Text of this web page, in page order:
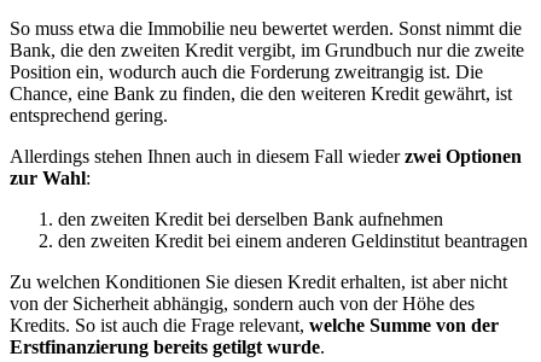
So muss etwa die Immobilie neu bewertet werden. Sonst nimmt die
Bank, die den zweiten Kredit vergibt, im Grundbuch nur die zweite
Position ein, wodurch auch die Forderung zweitrangig ist. Die
Chance, eine Bank zu finden, die den weiteren Kredit gewährt, ist
entsprechend gering.
Allerdings stehen Ihnen auch in diesem Fall wiederzwei Optionen
zur Wahl:
den zweiten Kredit bei derselben Bank aufnehmen
den zweiten Kredit bei einem anderen Geldinstitut beantragen
Zu welchen Konditionen Sie diesen Kredit erhalten, ist aber nicht
von der Sicherheit abhängig, sondern auch von der Höhe des
Kredits. So ist auch die Frage relevant, welche Summe von der
Erstfinanzierung bereits getilgt wurde.